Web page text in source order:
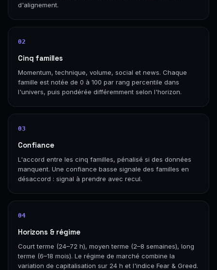
d'alignement.
02
Cinq familles
Momentum, technique, volume, social et news. Chaque
famille est notée de 0 à 100 par rang percentile dans
l'univers, puis pondérée différemment selon l'horizon.
03
Confiance
L'accord entre les cinq familles, pénalisé si des données
manquent. Une confiance basse signale des familles en
désaccord : signal à prendre avec recul.
04
Horizons & régime
Court terme (24–72 h), moyen terme (2–8 semaines), long
terme (6–18 mois). Le régime de marché combine la
variation de capitalisation sur 24 h et l'indice Fear & Greed.